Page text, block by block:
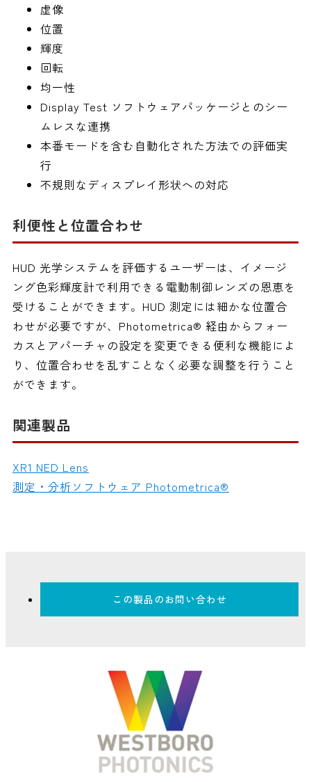
虚像
位置
輝度
回転
均一性
Display Test ソフトウェアパッケージとのシー
ムレスな連携
本番モードを含む自動化された方法での評価実
行
不規則なディスプレイ形状への対応
利便性と位置合わせ
HUD 光学システムを評価するユーザーは、イメージ
ング色彩輝度計で利用できる電動制御レンズの恩恵を
受けることができます。HUD 測定には細かな位置合
わせが必要ですが、Photometrica® 経由からフォー
カスとアパーチャの設定を変更できる便利な機能によ
り、位置合わせを乱すことなく必要な調整を行うこと
ができます。
関連製品
XR1 NED Lens
測定・分析ソフトウェア Photometrica®
この製品のお問い合わせ